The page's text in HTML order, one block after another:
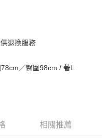
費
退換服務
／臀圍98cm / 著L
相關推薦